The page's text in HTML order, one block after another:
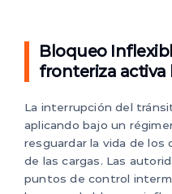
Bloqueo
fronteriza activa
La interrupción del
aplicando bajo un
resguardar la vida de
de las cargas. Las
puntos de control